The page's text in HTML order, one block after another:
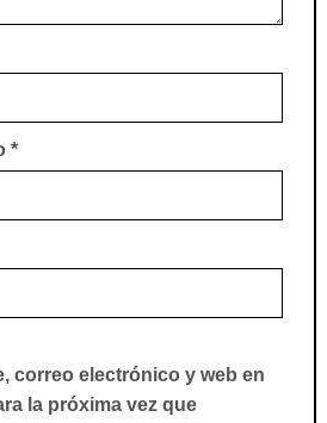
*
correo electrónico y web en
la próxima vez que